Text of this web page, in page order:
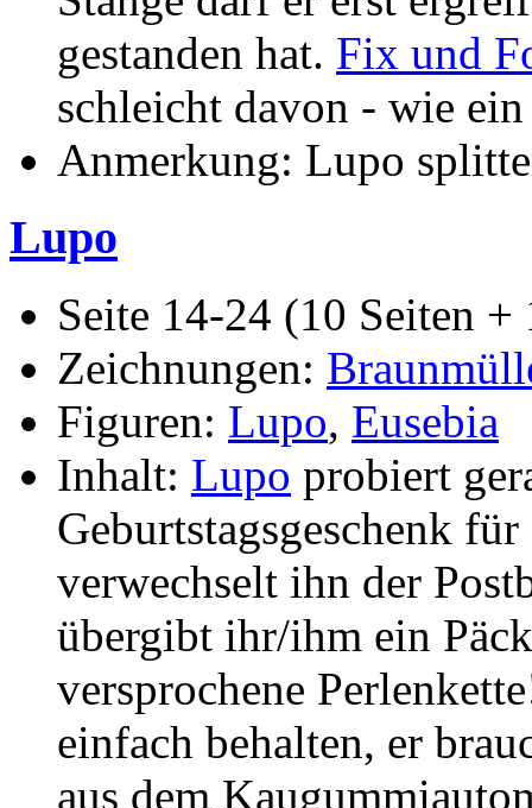
gestanden hat. Fix und
schleicht davon - wie ein
Anmerkung: Lupo
Lupo
Seite 14-24 (10 Seiten
Zeichnungen:
Figuren: Lupo, Eusebia
Inhalt: Lupo probiert
Geburtstagsgeschenk
verwechselt ihn der
übergibt ihr/ihm ein
versprochene
einfach behalten, er
aus dem